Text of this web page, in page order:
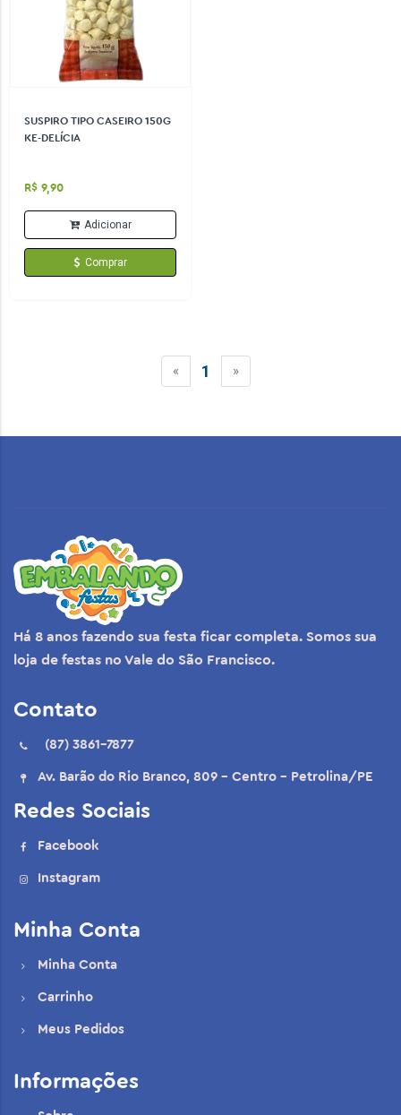
SUSPIRO TIPO CASEIRO 150G
KE-DELÍCIA
R$ 9,90
Adicionar
Comprar
« 1 »
Há 8 anos fazendo sua festa ficar completa. Somos sua
loja de festas no Vale do São Francisco.
Contato
(87) 3861-7877
Av. Barão do Rio Branco, 809 - Centro - Petrolina/PE
Redes Sociais
Facebook
Instagram
Minha Conta
Minha Conta
Carrinho
Meus Pedidos
Informações